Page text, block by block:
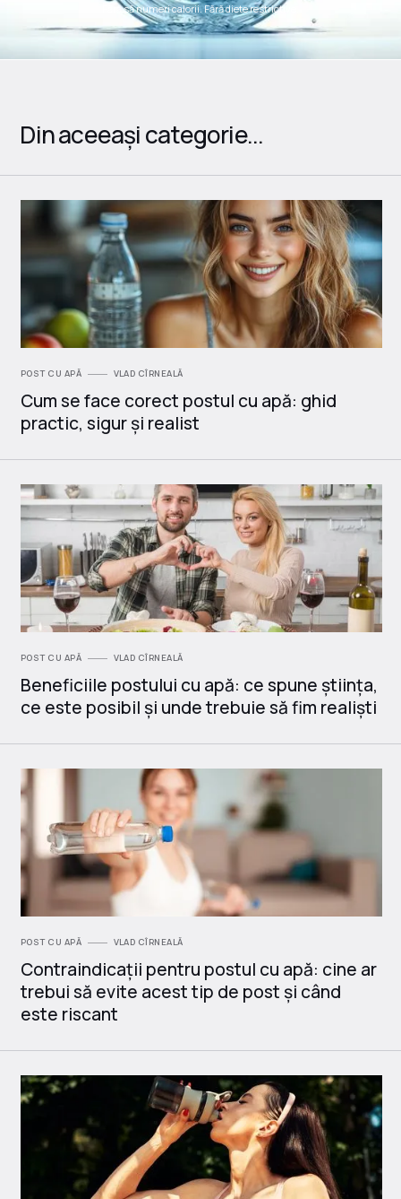
Fără să numeri calorii. Fără diete restrictive.
Din aceeași categorie...
POST CU APĂ VLAD CÎRNEALĂ
Cum se face corect postul cu apă: ghid
practic, sigur și realist
POST CU APĂ VLAD CÎRNEALĂ
Beneficiile postului cu apă: ce spune știința,
ce este posibil și unde trebuie să fim realiști
POST CU APĂ VLAD CÎRNEALĂ
Contraindicații pentru postul cu apă: cine ar
trebui să evite acest tip de post și când
este riscant